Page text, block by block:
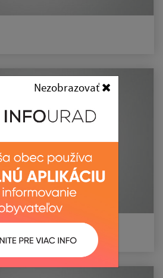
Nezobrazovať